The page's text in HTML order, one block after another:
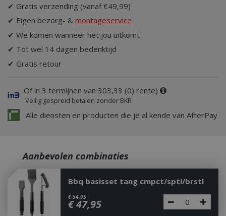
✔ Gratis verzending (vanaf €49,99)
✔ Eigen bezorg- & montageservice
✔ We komen wanneer het jou uitkomt
✔ Tot wel 14 dagen bedenktijd
✔ Gratis retour
Of in 3 termijnen van 303,33 (0) rente)
Veilig gespreid betalen zonder BKR
Alle diensten en producten die je al kende van AfterPay
Aanbevolen combinaties
Bbq basisset tang cmpct/sptl/brstl
€ 54,95
€ 47,95